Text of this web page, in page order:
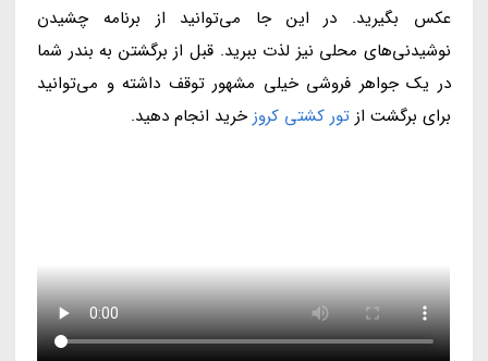
عکس بگیرید. در این جا می‌توانید از برنامه چشیدن
نوشیدنی‌های محلی نیز لذت ببرید. قبل از برگشتن به بندر شما
در یک جواهر فروشی خیلی مشهور توقف داشته و می‌توانید
برای برگشت ازتور کشتی کروز خرید انجام دهید.